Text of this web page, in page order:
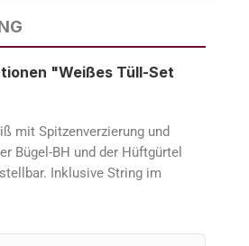
"Weißes Tüll-Set
mit Spitzenverzierung und
Bügel-BH und der Hüftgürtel
Inklusive String im